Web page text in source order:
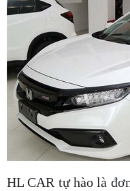
HL CAR tự hào là